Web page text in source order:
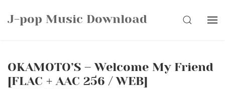
J-pop Music Download SEARCH
OKAMOTO’S – Welcome My Friend
[FLAC + AAC 256 / WEB]